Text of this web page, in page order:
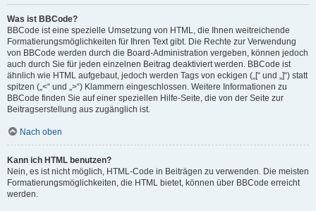
Was ist BBCode?
BBCode ist eine spezielle Umsetzung von HTML, die Ihnen weitreichende
Formatierungsmöglichkeiten für Ihren Text gibt. Die Rechte zur Verwendung
von BBCode werden durch die Board-Administration vergeben, können jedoch
auch durch Sie für jeden einzelnen Beitrag deaktiviert werden. BBCode ist
ähnlich wie HTML aufgebaut, jedoch werden Tags von eckigen („[“ und „]“) statt
spitzen („<“ und „>“) Klammern eingeschlossen. Weitere Informationen zu
BBCode finden Sie auf einer speziellen Hilfe-Seite, die von der Seite zur
Beitragserstellung aus zugänglich ist.
Nach oben
Kann ich HTML benutzen?
Nein, es ist nicht möglich, HTML-Code in Beiträgen zu verwenden. Die meisten
Formatierungsmöglichkeiten, die HTML bietet, können über BBCode erreicht
werden.